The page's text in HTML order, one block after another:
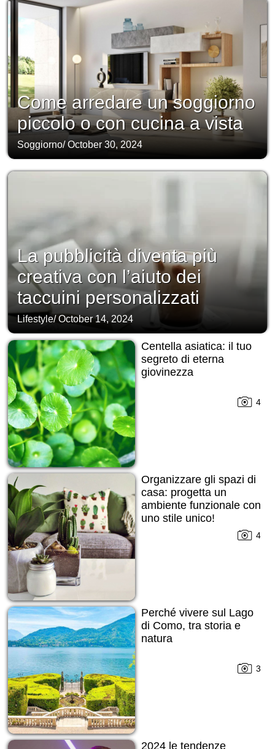
Come arredare un soggiorno
piccolo o con cucina a vista
Soggiorno/October 30, 2024
La pubblicità diventa più
creativa con l’aiuto dei
taccuini personalizzati
Lifestyle/October 14, 2024
Centella asiatica: il tuo
segreto di eterna
giovinezza
4
Organizzare gli spazi di
casa: progetta un
ambiente funzionale con
uno stile unico!
4
Perché vivere sul Lago
di Como, tra storia e
natura
3
2024 le tendenze